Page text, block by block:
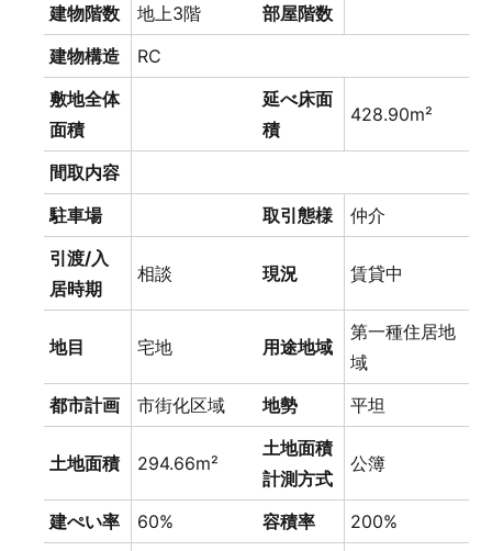
建物階数 地上3階
部屋階数
建物構造
RC
敷地全体
面積
延べ床面
積
428.90m²
間取内容
駐車場
取引態様
仲介
引渡/入
居時期
相談 現況 賃貸中
地目 宅地 用途地域
第一種住居地
域
都市計画
市街化区域 地勢 平坦
土地面積 294.66m²
土地面積
計測方式
公簿
建ぺい率 60% 容積率
200%